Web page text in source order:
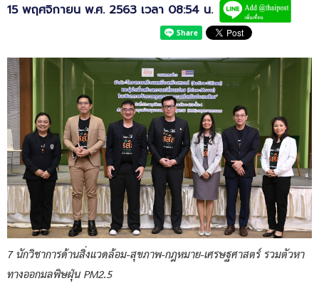
15 พฤศจิกายน พ.ศ. 2563 เวลา 08:54 น.
7 นักวิชาการด้านสิ่งแวดล้อม-สุขภาพ-กฎหมาย-เศรษฐศาสตร์ รวมตัวหา
ทางออกมลพิษฝุ่น PM2.5